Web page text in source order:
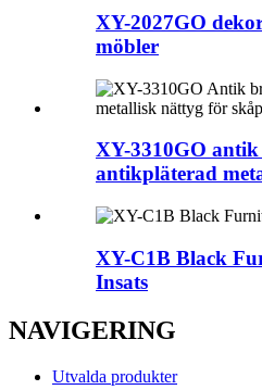
XY-2027GO
möbler
XY-3310GO
antikpläterad
XY-C1B Black
Insats
NAVIGERING
Utvalda produkter